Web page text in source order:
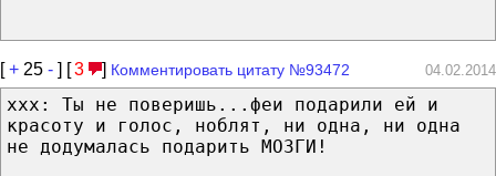
[+ 25 - ] [3 ] Комментировать цитату №93472 04.02.2014
xxx: Ты не поверишь...феи подарили ей и
красоту и голос, ноблят, ни одна, ни одна
не додумалась подарить МОЗГИ!